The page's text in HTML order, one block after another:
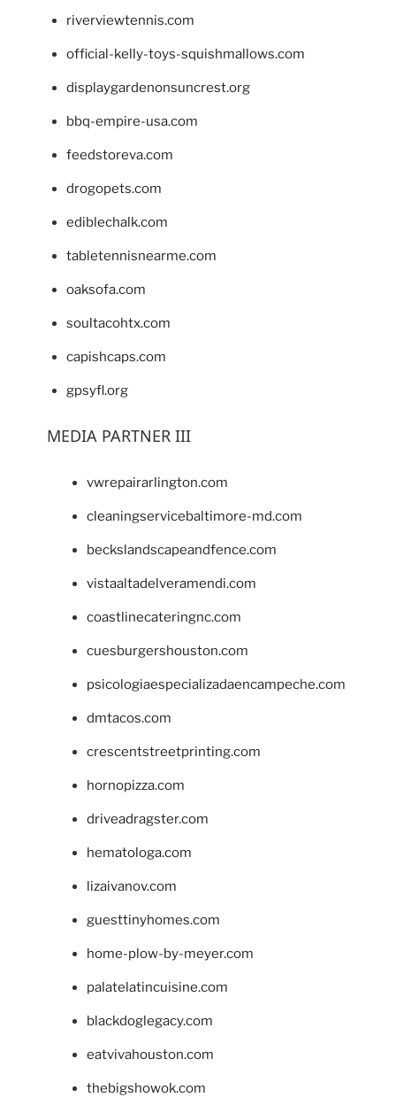
riverviewtennis.com
official-kelly-toys-squishmallows.com
displaygardenonsuncrest.org
bbq-empire-usa.com
feedstoreva.com
drogopets.com
ediblechalk.com
tabletennisnearme.com
oaksofa.com
soultacohtx.com
capishcaps.com
gpsyfl.org
MEDIA PARTNER III
vwrepairarlington.com
cleaningservicebaltimore-md.com
beckslandscapeandfence.com
vistaaltadelveramendi.com
coastlinecateringnc.com
cuesburgershouston.com
psicologiaespecializadaencampeche.com
dmtacos.com
crescentstreetprinting.com
hornopizza.com
driveadragster.com
hematologa.com
lizaivanov.com
guesttinyhomes.com
home-plow-by-meyer.com
palatelatincuisine.com
blackdoglegacy.com
eatvivahouston.com
thebigshowok.com